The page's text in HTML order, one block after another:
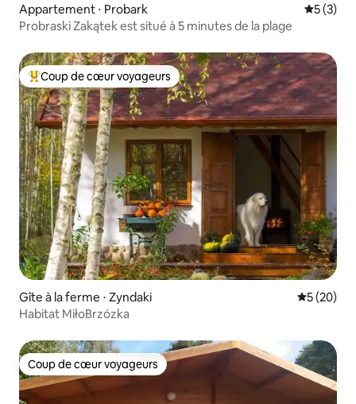
Appartement ⋅ Probark
5 (3)
Probraski Zakątek est situé à 5 minutes de la plage
Coups de cœur voyageurs les plus appréciés
Coup de cœur voyageurs
Gîte à la ferme ⋅ Zyndaki
5 (20)
Habitat MiłoBrzózka
Coup de cœur voyageurs
Coup de cœur voyageurs